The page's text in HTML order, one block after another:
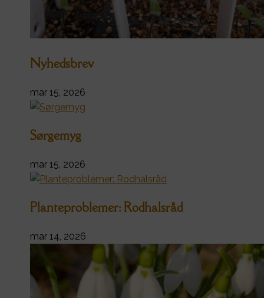
Nyhedsbrev
mar 15, 2026
Sørgemyg
mar 15, 2026
Planteproblemer: Rodhalsråd
mar 14, 2026